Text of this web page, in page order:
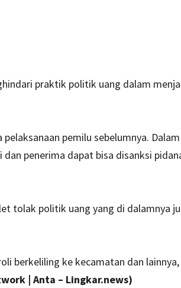
praktik politik uang dalam
pemilu sebelumnya.
penerima dapat bisa disanksi
tolak politik uang yang di dalamnya
berkeliling ke kecamatan dan
| Anta – Lingkar.news)